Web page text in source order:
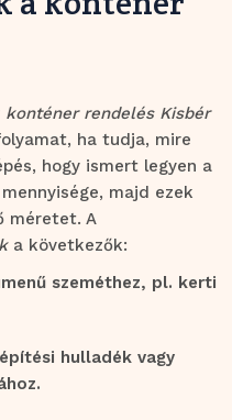
konténer rendelés Kisbér
ha tudja, mire
hogy ismert legyen a
majd ezek
méretet. A
a következők:
szeméthez, pl. kerti
hulladék vagy